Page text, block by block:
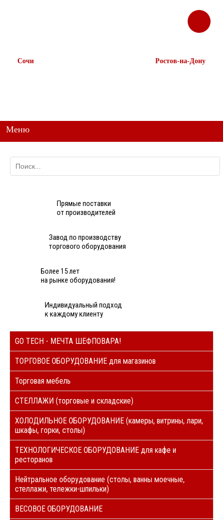
Сочи
ЗАКАЗАТЬ
ЗВОНОК
Ростов-на-Дону
Меню
Прямые поставки
от производителей
Завод по производству
торгового оборудования
Более 15 лет
на рынке оборудования!
Индивидуальный подход
к каждому клиенту
GO TECH - МЕЧТА ШЕФПОВАРА!
ТОРГОВОЕ ОБОРУДОВАНИЕ для магазинов
Торговая мебель
СТЕЛЛАЖИ (торговые и складские)
ХОЛОДИЛЬНОЕ ОБОРУДОВАНИЕ (камеры, витрины, лари,
шкафы, горки, столы)
ТЕХНОЛОГИЧЕСКОЕ ОБОРУДОВАНИЕ для кафе и
ресторанов
Нейтральное оборудование (столы, ванны моечные,
стеллажи, тележки-шпильки)
ВЕСОВОЕ ОБОРУДОВАНИЕ